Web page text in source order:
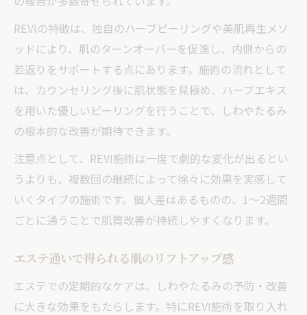
REVIの特徴は、独自のハーブピーリングや美肌再生メソ
ッドにより、肌のターンオーバーを促進し、内側からの
若返りをサポートする点にあります。施術の流れとして
は、カウンセリング後に肌状態を見極め、ハーブエキス
を用いた優しいピーリングを行うことで、しわやたるみ
の根本的な改善が期待できます。
注意点として、REVI施術は一度で劇的な変化が出るとい
うよりも、複数回の継続によって徐々に効果を実感して
いくタイプの施術です。個人差はあるものの、1～2週間
ごとに通うことで肌質改善が持続しやすくなります。
エステ通いで得られる肌のリフトアップ感
エステでの定期的なケアは、しわやたるみの予防・改善
に大きな効果をもたらします。特にREVI施術を取り入れ